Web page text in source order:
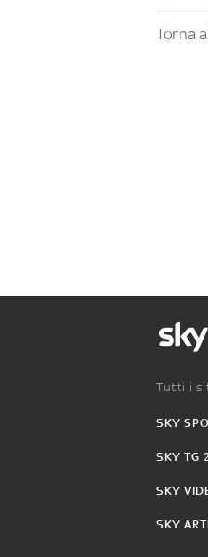
Torna a
Tutti i
SKY
SKY TG
SKY
SKY